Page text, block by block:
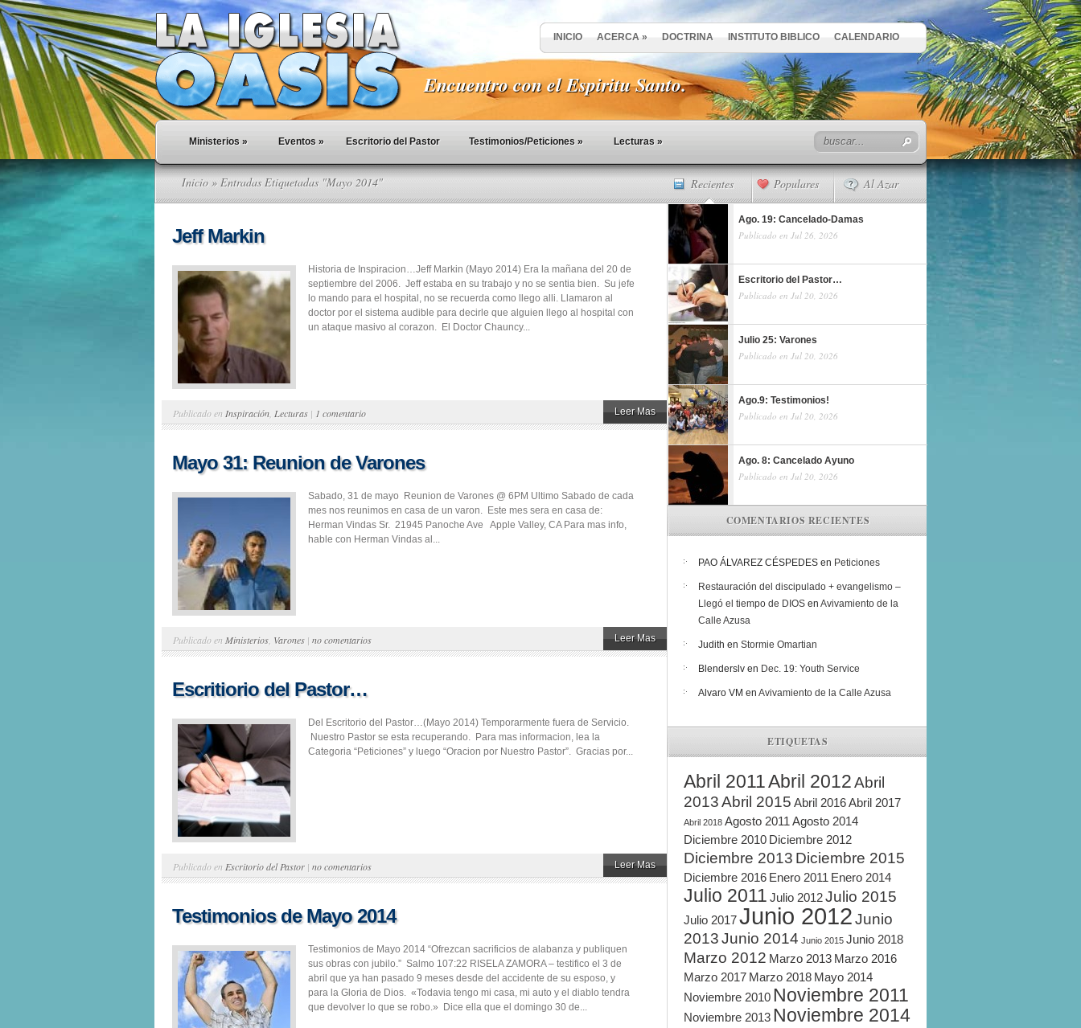
INICIO ACERCA » DOCTRINA INSTITUTO BIBLICO CALENDARIO
Encuentro con el Espiritu Santo.
Ministerios » Eventos » Escritorio del Pastor Testimonios/Peticiones » Lecturas »
Inicio » Entradas Etiquetadas "Mayo 2014"
Jeff Markin
Historia de Inspiracion…Jeff Markin (Mayo 2014) Era la mañana del 20 de
septiembre del 2006. Jeff estaba en su trabajo y no se sentia bien. Su jefe
lo mando para el hospital, no se recuerda como llego alli. Llamaron al
doctor por el sistema audible para decirle que alguien llego al hospital con
un ataque masivo al corazon. El Doctor Chauncy...
Publicado en Inspiración Lecturas | 1 comentario Leer Mas
Mayo 31: Reunion de Varones
Sabado, 31 de mayo Reunion de Varones @ 6PM Ultimo Sabado de cada
mes nos reunimos en casa de un varon. Este mes sera en casa de:
Herman Vindas Sr. 21945 Panoche Ave Apple Valley, CA Para mas info,
hable con Herman Vindas al...
Publicado en Ministerios Varones | no comentarios Leer Mas
Escritiorio del Pastor…
Del Escritorio del Pastor…(Mayo 2014) Temporarmente fuera de Servicio.
Nuestro Pastor se esta recuperando. Para mas informacion, lea la
Categoria “Peticiones” y luego “Oracion por Nuestro Pastor”. Gracias por...
Publicado en Escritorio del Pastor | no comentarios Leer Mas
Testimonios de Mayo 2014
Testimonios de Mayo 2014 “Ofrezcan sacrificios de alabanza y publiquen
sus obras con jubilo.” Salmo 107:22 RISELA ZAMORA – testifico el 3 de
abril que ya han pasado 9 meses desde del accidente de su esposo, y
para la Gloria de Dios. «Todavia tengo mi casa, mi auto y el diablo tendra
que devolver lo que se robo.» Dice ella que el domingo 30 de...
Recientes Populares Al Azar
Ago. 19: Cancelado-Damas
Publicado en Jul 26, 2026
Escritorio del Pastor…
Publicado en Jul 20, 2026
Julio 25: Varones
Publicado en Jul 20, 2026
Ago.9: Testimonios!
Publicado en Jul 20, 2026
Ago. 8: Cancelado Ayuno
Publicado en Jul 20, 2026
COMENTARIOS RECIENTES
PAO ÁLVAREZ CÉSPEDES en Peticiones
Restauración del discipulado + evangelismo –
Llegó el tiempo de DIOS en Avivamiento de la
Calle Azusa
Judith en Stormie Omartian
Blenderslv en Dec. 19: Youth Service
Alvaro VM en Avivamiento de la Calle Azusa
ETIQUETAS
Abril 2011Abril 2012Abril
2013Abril 2015 Abril 2016Abril 2017
Abril 2018 Agosto 2011 Agosto 2014
Diciembre 2010 Diciembre 2012
Diciembre 2013 Diciembre 2015
Diciembre 2016 Enero 2011 Enero 2014
Julio 2011 Julio 2012Julio 2015
Julio 2017Junio 2012Junio
2013Junio 2014 Junio 2015 Junio 2018
Marzo 2012 Marzo 2013 Marzo 2016
Marzo 2017 Marzo 2018 Mayo 2014
Noviembre 2010 Noviembre 2011
Noviembre 2013 Noviembre 2014